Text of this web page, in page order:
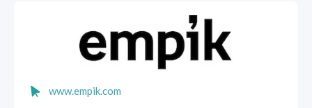
www.empik.com